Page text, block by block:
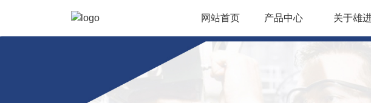
网站首页 产品中心 关于雄